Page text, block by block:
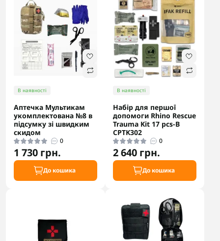
В наявності
Аптечка Мультикам
укомплектована №8 в
підсумку зі швидким
скидом
0
1 730 грн.
До кошика
В наявності
Набір для першої
допомоги Rhino Rescue
Trauma Kit 17 pcs-B
CPTK302
0
2 640 грн.
До кошика